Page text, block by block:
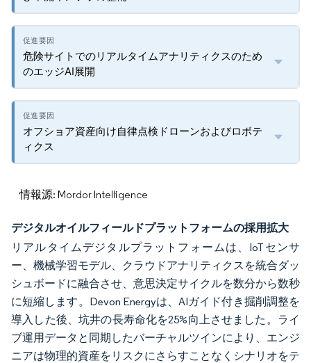
危険サイトでのリアルタイムアナリティクスのため
のエッジAI展開
オフショア資産向け自律点検ドローンおよびロボテ
ィクス
情報源: Mordor Intelligence
デジタルオイルフィールドプラットフォームの採用拡大
リアルタイムデジタルプラットフォームは、IoTセンサ
ー、機械学習モデル、クラウドアナリティクスを統合ダッ
シュボードに融合させ、意思決定サイクルを数分から数秒
に短縮します。Devon Energyは、AIガイド付き掘削調整を
導入した後、坑井の長寿命化を25%向上させました。ライ
ブ運用データと同期したバーチャルツインにより、エンジ
ニアは物理的資産をリスクにさらすことなくシナリオをテ